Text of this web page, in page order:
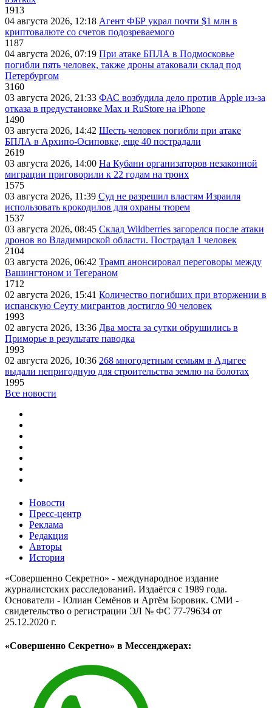
1913
04 августа 2026, 12:18 Агент ФБР украл почти $1 млн в
криптовалюте со счетов подозреваемого
1187
04 августа 2026, 07:19 При атаке БПЛА в Подмосковье
погибли пять человек, также дроны атаковали склад под
Петербургом
3160
03 августа 2026, 21:33 ФАС возбудила дело против Apple из-за
отказа в предустановке Max и RuStore на iPhone
1490
03 августа 2026, 14:42 Шесть человек погибли при атаке
БПЛА в Архипо-Осиповке, еще 40 пострадали
2619
03 августа 2026, 14:00 На Кубани организаторов незаконной
миграции приговорили к 22 годам на троих
1575
03 августа 2026, 11:39 Суд не разрешил властям Израиля
использовать крокодилов для охраны тюрем
1537
03 августа 2026, 08:45 Склад Wildberries загорелся после атаки
дронов во Владимирской области. Пострадал 1 человек
2104
03 августа 2026, 06:42 Трамп анонсировал переговоры между
Вашингтоном и Тегераном
1712
02 августа 2026, 15:41 Количество погибших при вторжении в
испанскую Сеуту мигрантов достигло 90 человек
1993
02 августа 2026, 13:36 Два моста за сутки обрушились в
Приморье в результате паводка
1993
02 августа 2026, 10:36 268 многодетным семьям в Адыгее
выдали непригодную для строительства землю на болотах
1995
Все новости
Новости
Пресс-центр
Реклама
Редакция
Авторы
История
«Совершенно Секретно» - международное издание
журналистских расследований. Издаётся с 1989 года.
Основатели - Юлиан Семёнов и Артём Боровик. CМИ -
свидетельство о регистрации ЭЛ № ФС 77-79634 от
25.12.2020 г.
«Совершенно Секретно» в Мессенджерах: